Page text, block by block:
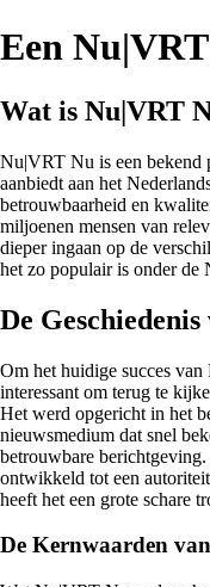
Een
Wat is Nu|VRT
Nu|VRT Nu is een bekend
aanbiedt aan het
betrouwbaarheid en
miljoenen mensen van
dieper ingaan op de
het zo populair is onder de
De
Om het huidige succes
interessant om terug te
Het werd opgericht in het
nieuwsmedium dat snel
betrouwbare
ontwikkeld tot een
heeft het een grote schare
De Kernwaarden